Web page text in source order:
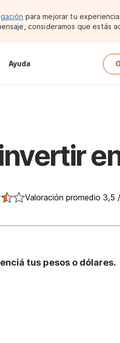
para mejorar tu
consideramos que estás
Ayuda
Valoración promedio 3,5
tus pesos o dólares.